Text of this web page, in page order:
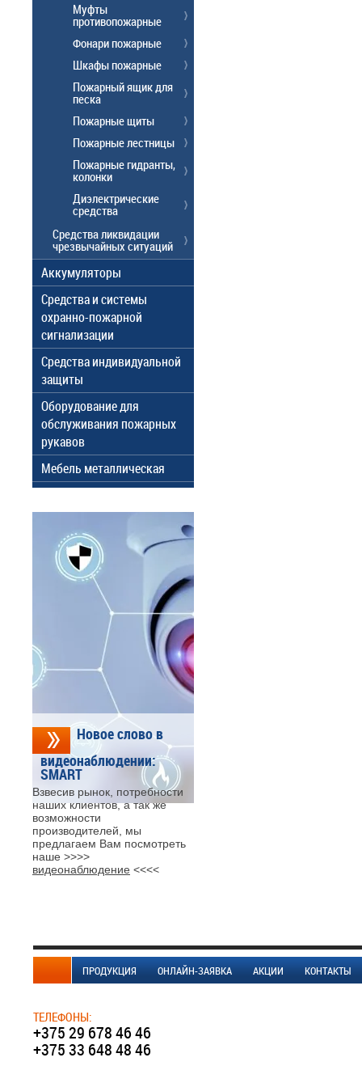
Муфты
противопожарные
Фонари пожарные
Шкафы пожарные
Пожарный ящик для
песка
Пожарные щиты
Пожарные лестницы
Пожарные гидранты,
колонки
Диэлектрические
средства
Средства ликвидации
чрезвычайных ситуаций
Аккумуляторы
Средства и системы
охранно-пожарной
сигнализации
Средства индивидуальной
защиты
Оборудование для
обслуживания пожарных
рукавов
Мебель металлическая
Новое слово в
видеонаблюдении:
SMART
Взвесив рынок, потребности
наших клиентов, а так же
возможности
производителей, мы
предлагаем Вам посмотреть
наше >>>>
видеонаблюдение <<<<
ПРОДУКЦИЯ ОНЛАЙН-ЗАЯВКА АКЦИИ КОНТАКТЫ
ТЕЛЕФОНЫ:
+375 29 678 46 46
+375 33 648 48 46